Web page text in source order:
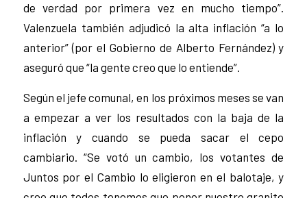
de verdad por primera vez en mucho tiempo”.
Valenzuela también adjudicó la alta inflación “a lo
anterior” (por el Gobierno de Alberto Fernández) y
aseguró que “la gente creo que lo entiende”.
Según el jefe comunal, en los próximos meses se van
a empezar a ver los resultados con la baja de la
inflación y cuando se pueda sacar el cepo
cambiario. “Se votó un cambio, los votantes de
Juntos por el Cambio lo eligieron en el balotaje, y